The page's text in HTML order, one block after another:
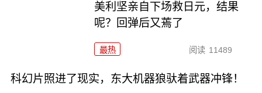
美利坚亲自下场救日元，结果
呢？回弹后又蔫了
最热 阅读 11489
科幻片照进了现实，东大机器狼驮着武器冲锋！